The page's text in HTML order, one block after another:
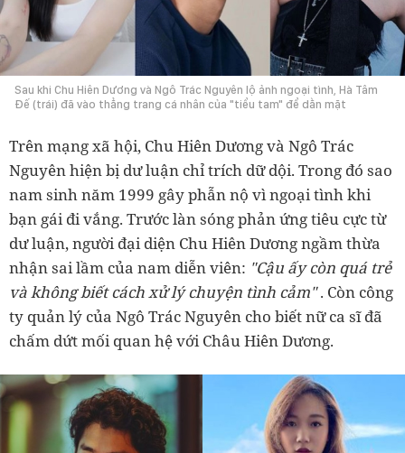
Sau khi Chu Hiên Dương và Ngô Trác Nguyên lộ ảnh ngoại tình, Hà Tâm
Đế (trái) đã vào thẳng trang cá nhân của "tiểu tam" để dằn mặt
Trên mạng xã hội, Chu Hiên Dương và Ngô Trác
Nguyên hiện bị dư luận chỉ trích dữ dội. Trong đó sao
nam sinh năm 1999 gây phẫn nộ vì ngoại tình khi
bạn gái đi vắng. Trước làn sóng phản ứng tiêu cực từ
dư luận, người đại diện Chu Hiên Dương ngầm thừa
nhận sai lầm của nam diễn viên: "Cậu ấy còn quá trẻ
và không biết cách xử lý chuyện tình cảm". Còn công
ty quản lý của Ngô Trác Nguyên cho biết nữ ca sĩ đã
chấm dứt mối quan hệ với Châu Hiên Dương.